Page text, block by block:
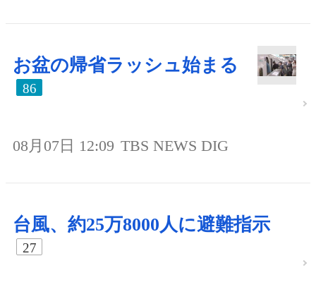
お盆の帰省ラッシュ始まる
86
08月07日 12:09 TBS NEWS DIG
台風、約25万8000人に避難指示
27